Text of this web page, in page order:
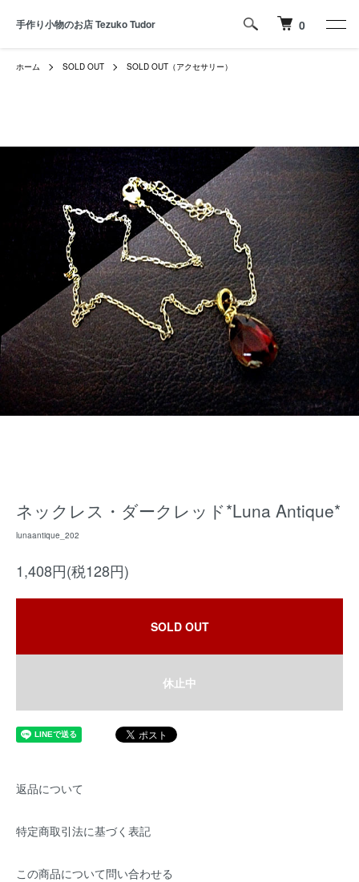
手作り小物のお店 Tezuko Tudor 0
ホーム SOLD OUT SOLD OUT（アクセサリー）
ネックレス・ダークレッド*Luna Antique*
lunaantique_202
1,408円(税128円)
SOLD OUT
休止中
返品について
特定商取引法に基づく表記
この商品について問い合わせる